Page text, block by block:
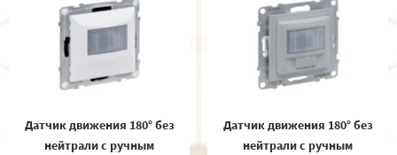
Датчик движения 180° без
нейтрали c ручным
Датчик движения 180° без
нейтрали c ручным